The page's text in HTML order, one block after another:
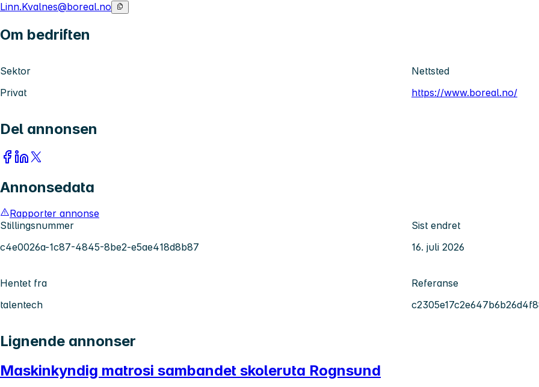
Linn.Kvalnes@boreal.no
Om bedriften
Sektor
Privat
Nettsted
https://www.boreal.no/
Del annonsen
Annonsedata
Rapporter annonse
Stillingsnummer
c4e0026a-1c87-4845-8be2-e5ae418d8b87
Sist endret
16. juli 2026
Hentet fra
talentech
Referanse
Lignende annonser
Maskinkyndig matrosi sambandet skoleruta Rognsund